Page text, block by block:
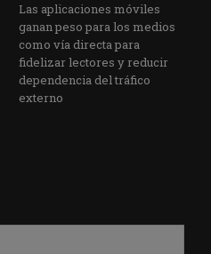
Las aplicaciones móviles
ganan peso para los medios
como vía directa para
fidelizar lectores y reducir
dependencia del tráfico
externo